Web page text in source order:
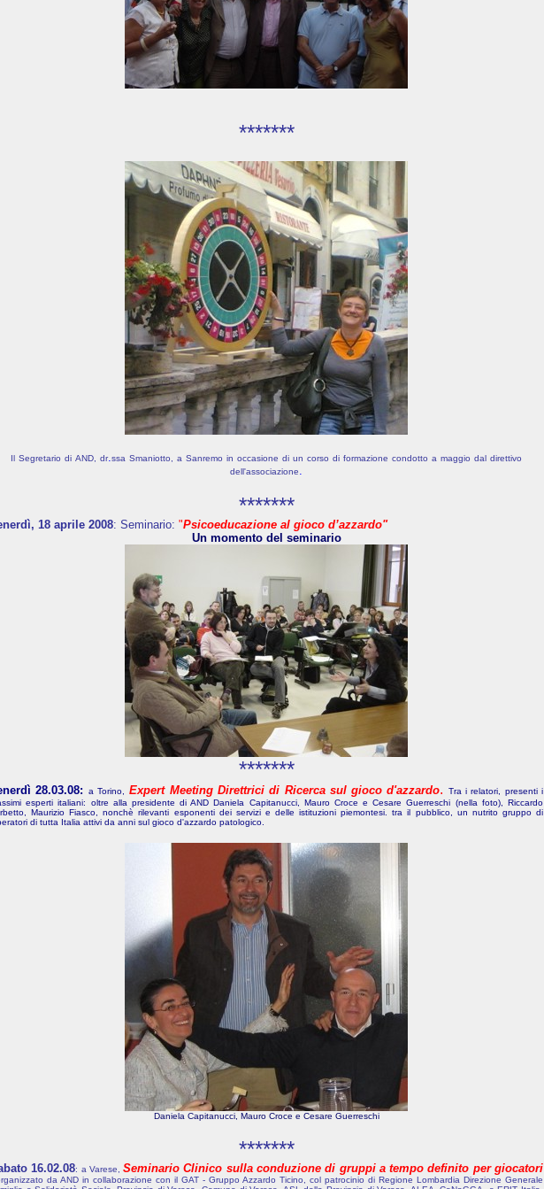
*******
Il Segretario di AND, dr.ssa Smaniotto a Sanremo in occasione di un corso di formazione condotto a maggio dal direttivo
dell'associazione.
*******
18 aprile 2008: Seminario: "Psicoeducazione al gioco d’azzardo"
Un momento del seminario
*******
28.03.08: a Torino, Expert Meeting Direttrici di Ricerca sul gioco d'azzardo. Tra i relatori, presenti i
esperti italiani: oltre alla presidente di AND Daniela Capitanucci, Mauro Croce e Cesare Guerreschi (nella foto), Riccardo
Maurizio Fiasco, nonchè rilevanti esponenti dei servizi e delle istituzioni piemontesi. tra il pubblico, un nutrito gruppo di
di tutta Italia attivi da anni sul gioco d'azzardo patologico.
Daniela Capitanucci, Mauro Croce e Cesare Guerreschi
*******
16.02.08: a Varese,Seminario Clinico sulla conduzione di gruppi a tempo definito per giocatori
da AND in collaborazione con il GAT - Gruppo Azzardo Ticino, col patrocinio di Regione Lombardia Direzione Generale